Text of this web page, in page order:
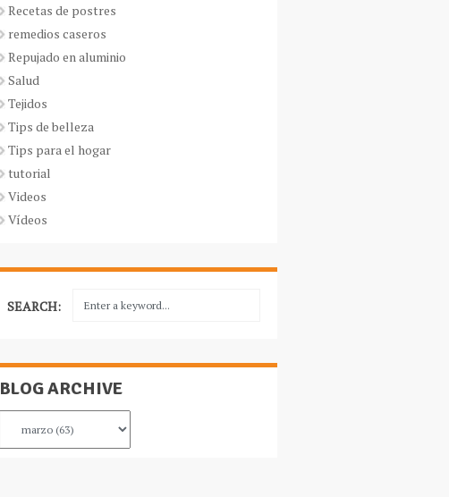
Recetas de postres
remedios caseros
Repujado en aluminio
Salud
Tejidos
Tips de belleza
Tips para el hogar
tutorial
Videos
Vídeos
SEARCH:
BLOG ARCHIVE